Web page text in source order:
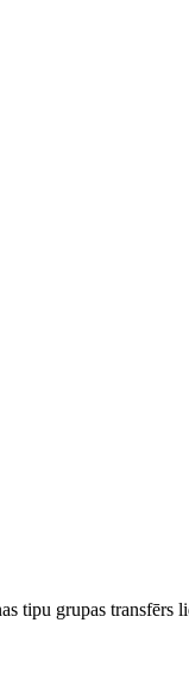
tipu grupas